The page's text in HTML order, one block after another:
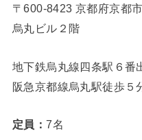
〒600-8423 京都府京都
烏丸ビル２階
地下鉄烏丸線四条駅６番
阪急京都線烏丸駅徒歩５
定員：7名